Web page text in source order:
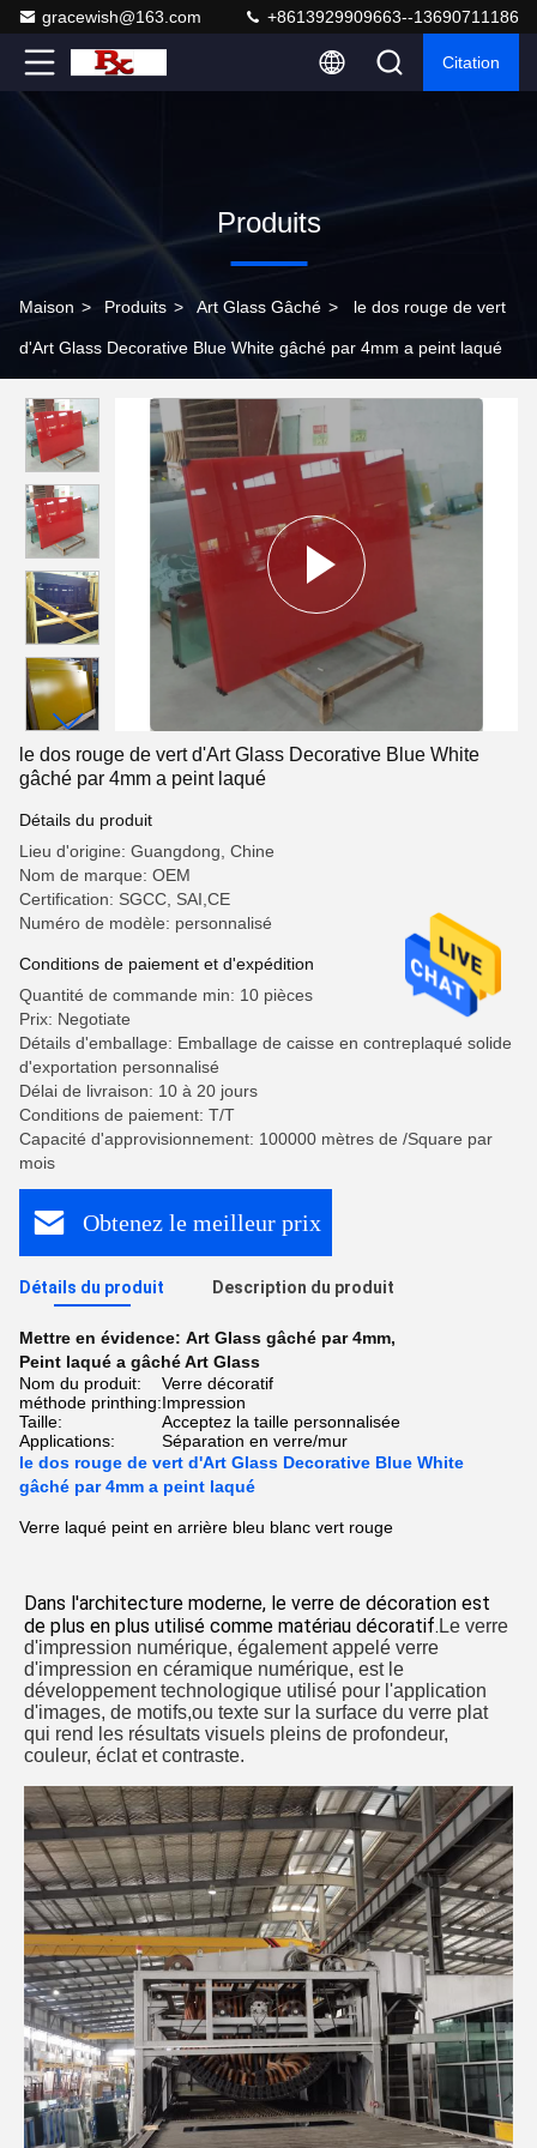
gracewish@163.com +8613929909663--13690711186
Citation
Produits
Maison > Produits > Art Glass Gâché > le dos rouge de vert
d'Art Glass Decorative Blue White gâché par 4mm a peint laqué
le dos rouge de vert d'Art Glass Decorative Blue White
gâché par 4mm a peint laqué
Détails du produit
Lieu d'origine: Guangdong, Chine
Nom de marque: OEM
Certification: SGCC, SAI,CE
Numéro de modèle: personnalisé
Conditions de paiement et d'expédition
Quantité de commande min: 10 pièces
Prix: Negotiate
Détails d'emballage: Emballage de caisse en contreplaqué solide
d'exportation personnalisé
Délai de livraison: 10 à 20 jours
Conditions de paiement: T/T
Capacité d'approvisionnement: 100000 mètres de /Square par
mois
Obtenez le meilleur prix
Détails du produit Description du produit
Mettre en évidence: Art Glass gâché par 4mm,
Peint laqué a gâché Art Glass
Nom du produit:
Verre décoratif
méthode printhing:Impression
Taille:
Acceptez la taille personnalisée
Applications:
Séparation en verre/mur
le dos rouge de vert d'Art Glass Decorative Blue White
gâché par 4mm a peint laqué
Verre laqué peint en arrière bleu blanc vert rouge
Dans l'architecture moderne, le verre de décoration est
de plus en plus utilisé comme matériau décoratif. Le verre
d'impression numérique, également appelé verre
d'impression en céramique numérique, est le
développement technologique utilisé pour l'application
d'images, de motifs,ou texte sur la surface du verre plat
qui rend les résultats visuels pleins de profondeur,
couleur, éclat et contraste.